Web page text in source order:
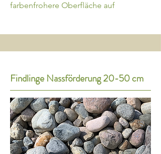
farbenfrohere Oberfläche auf
Findlinge Nassförderung 20-50 cm